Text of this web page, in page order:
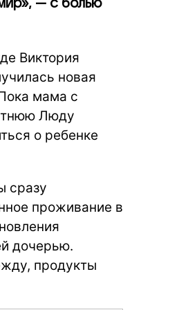
— с болью
Виктория
новая
мама с
Люду
о ребенке
сразу
проживание в
дочерью.
продукты